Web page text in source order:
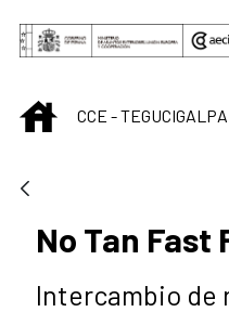
Saltar al contenido
INICIOCCE - TEGUCIGALPA
No Tan Fast
Intercambio de